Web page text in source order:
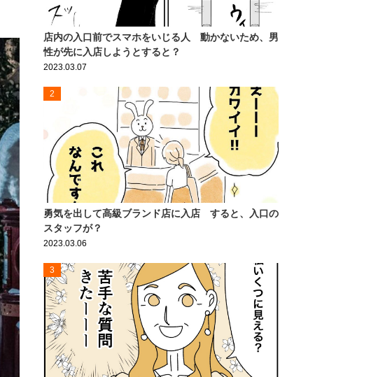
店内の入口前でスマホをいじる人 動かないため、男
性が先に入店しようとすると？
2023.03.07
2
勇気を出して高級ブランド店に入店 すると、入口の
スタッフが？
2023.03.06
3